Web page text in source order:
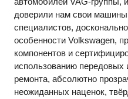
доверили нам свои машины
специалистов,
особенности Volkswagen,
компонентов и
использованию передовых
ремонта, абсолютно
неожиданных наценок,